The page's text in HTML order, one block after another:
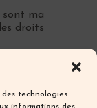
des technologies
sont ma
droits
sans